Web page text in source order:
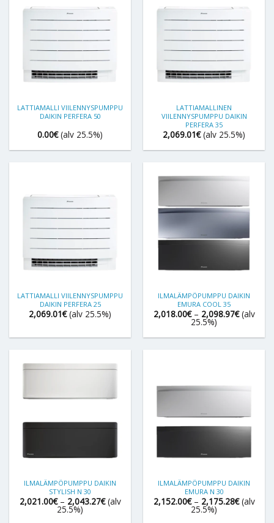
LATTIAMALLI VIILENNYSPUMPPU
DAIKIN PERFERA 50
0.00€ (alv 25.5%)
LATTIAMALLINEN
VIILENNYSPUMPPU DAIKIN
PERFERA 35
2,069.01€ (alv 25.5%)
LATTIAMALLI VIILENNYSPUMPPU
DAIKIN PERFERA 25
2,069.01€ (alv 25.5%)
ILMALÄMPÖPUMPPU DAIKIN
EMURA COOL 35
2,018.00€ – 2,098.97€ (alv
25.5%)
ILMALÄMPÖPUMPPU DAIKIN
STYLISH N 30
2,021.00€ – 2,043.27€Hintaluokka:
2,021.00€
(alv
25.5%)
ILMALÄMPÖPUMPPU DAIKIN
EMURA N 30
2,152.00€ – 2,175.28€ (alv
25.5%)